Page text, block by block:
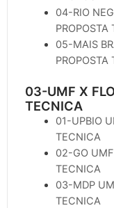
04-RIO
PROPOSTA
05-MAIS
PROPOSTA
03-UMF X
TECNICA
01-UPBIO
TECNICA
02-GO UMF
TECNICA
03-MDP
TECNICA